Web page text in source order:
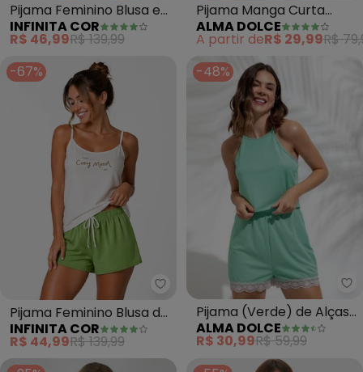
Pijama Feminino Blusa e
Short (Bege)
INFINITA COR
R$ 46,99R$ 139,99
Pijama Manga Curta
(Pink)
ALMA DOLCE
A partir deR$ 29,99R$
-67%
Infinita Cor - Pijama Feminino
Pijama Feminino Blusa de
Alça e Short (Verde)
INFINITA COR
R$ 44,99R$ 139,99
-48%
Pijama (Verde) de Alças
e Renda na Barra Shorts
ALMA DOLCE
R$ 30,99R$ 59,99